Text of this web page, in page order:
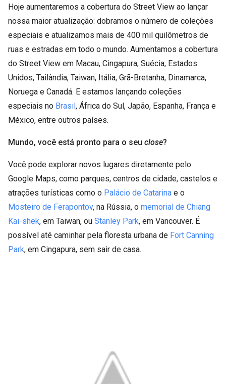
Hoje aumentaremos a cobertura do Street View ao lançar
nossa maior atualização: dobramos o número de coleções
especiais e atualizamos mais de 400 mil quilômetros de
ruas e estradas em todo o mundo. Aumentamos a cobertura
do Street View em Macau, Cingapura, Suécia, Estados
Unidos, Tailândia, Taiwan, Itália, Grã-Bretanha, Dinamarca,
Noruega e Canadá. E estamos lançando coleções
especiais no Brasil, África do Sul, Japão, Espanha, França e
México, entre outros países.
Mundo, você está pronto para o seu close?
Você pode explorar novos lugares diretamente pelo
Google Maps, como parques, centros de cidade, castelos e
atrações turísticas como o Palácio de Catarina e o
Mosteiro de Ferapontov, na Rússia, o memorial de Chiang
Kai-shek, em Taiwan, ou Stanley Park, em Vancouver. É
possível até caminhar pela floresta urbana de Fort Canning
Park, em Cingapura, sem sair de casa.